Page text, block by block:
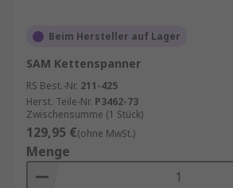
Beim Hersteller auf Lager
SAM Kettenspanner
RS Best.-Nr. 211-425
Herst. Teile-Nr. P3462-73
Zwischensumme (1 Stück)
129,95 €(ohne MwSt.)
Menge